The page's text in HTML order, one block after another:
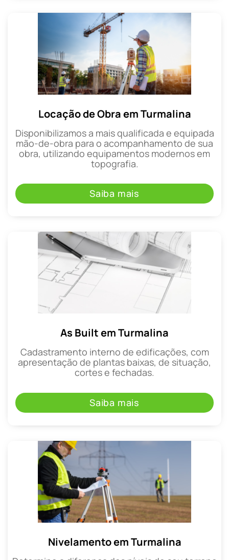
Locação de Obra em Turmalina
Disponibilizamos a mais qualificada e equipada
mão-de-obra para o acompanhamento de sua
obra, utilizando equipamentos modernos em
topografia.
Saiba mais
As Built em Turmalina
Cadastramento interno de edificações, com
apresentação de plantas baixas, de situação,
cortes e fechadas.
Saiba mais
Nivelamento em Turmalina